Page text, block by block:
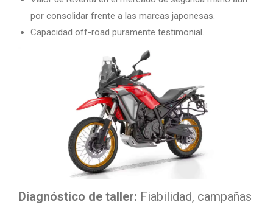
por consolidar frente a las marcas japonesas.
Capacidad off-road puramente testimonial.
Diagnóstico de taller: Fiabilidad, campañas